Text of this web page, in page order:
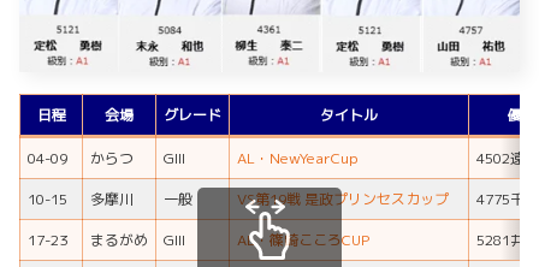
日程 会場 グレード タイトル 優
04-09 からつ GIII AL・NewYearCup
4502遠
10-15
多摩川 一般 VS第19戦 是政プリンセスカップ
4775千
17-23
まるがめ GIII AL・篠崎こころCUP 5281井